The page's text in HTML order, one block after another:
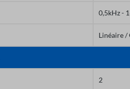
0,5kHz -
Linéaire /
2